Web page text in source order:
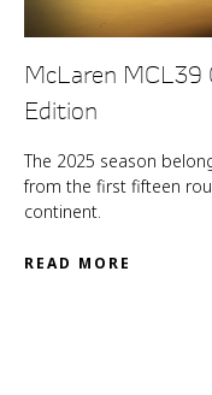
McLaren
Edition
The 2025 season
from the first fifteen
continent.
READ MORE